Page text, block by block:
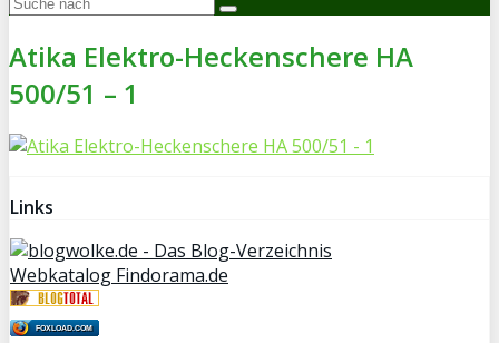
Atika Elektro-Heckenschere HA
500/51 – 1
Links
Webkatalog Findorama.de
FOXLOAD.COM